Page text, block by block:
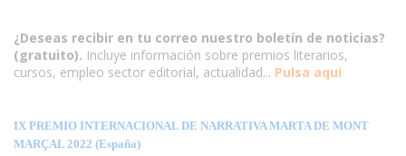
¿Deseas recibir en tu correo nuestro boletín de noticias?
(gratuito). Incluye información sobre premios literarios,
cursos, empleo sector editorial, actualidad... Pulsa aqui
IX PREMIO INTERNACIONAL DE NARRATIVA MARTA DE MONT
MARÇAL 2022 (España)